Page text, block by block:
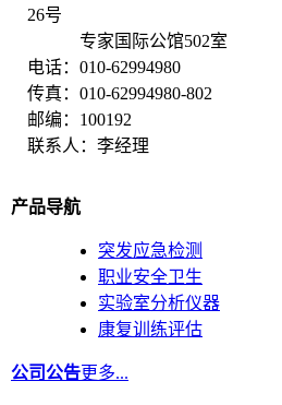
26号
专家国际公馆502室
电话：010-62994980
传真：010-62994980-802
邮编：100192
联系人：李经理
产品导航
突发应急检测
职业安全卫生
实验室分析仪器
康复训练评估
公司公告更多...